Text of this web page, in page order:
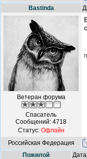
Bastinda
Ветеран форума
Спасатель
Сообщений: 4718
Статус: Офлайн
Российская Федерация
Пожилой